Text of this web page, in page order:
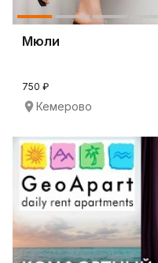
Мюли
750 ₽
Кемерово